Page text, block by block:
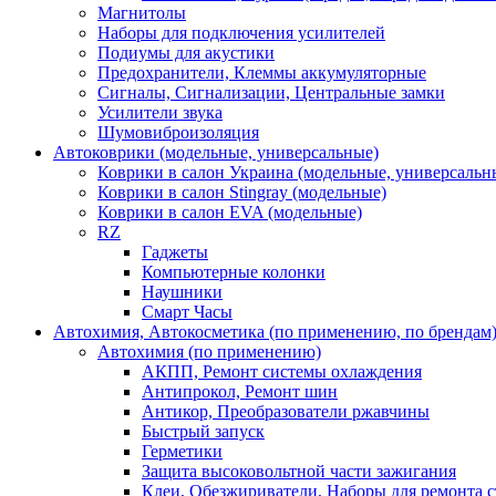
Магнитолы
Наборы для подключения усилителей
Подиумы для акустики
Предохранители, Клеммы аккумуляторные
Сигналы, Сигнализации, Центральные замки
Усилители звука
Шумовиброизоляция
Автоковрики (модельные, универсальные)
Коврики в салон Украина (модельные,
Коврики в салон Stingray (модельные)
Коврики в салон EVA (модельные)
RZ
Гаджеты
Компьютерные колонки
Наушники
Смарт Часы
Автохимия, Автокосметика (по применению, по брендам)
Автохимия (по применению)
АКПП, Ремонт системы охлаждения
Антипрокол, Ремонт шин
Антикор, Преобразователи ржавчины
Быстрый запуск
Герметики
Защита высоковольтной части зажигания
Клеи, Обезжириватели, Наборы для ремонта